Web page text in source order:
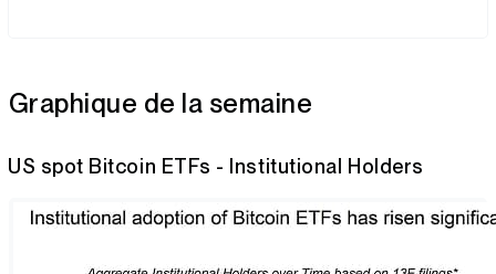
Graphique de la semaine
US spot Bitcoin ETFs - Institutional Holders